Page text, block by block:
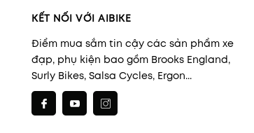
KẾT NỐI VỚI AIBIKE
Điểm mua sắm tin cậy các sản phẩm xe
đạp, phụ kiện bao gồm Brooks England,
Surly Bikes, Salsa Cycles, Ergon...